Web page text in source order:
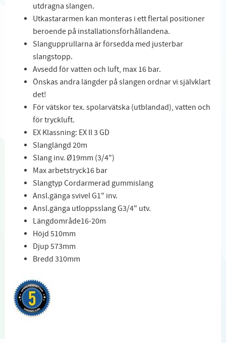
utdragna slangen.
Utkastararmen kan monteras i ett flertal positioner
beroende på installationsförhållandena.
Slangupprullarna är försedda med justerbar
slangstopp.
Avsedd för vatten och luft, max 16 bar.
Önskas andra längder på slangen ordnar vi självklart
det!
För vätskor tex. spolarvätska (utblandad), vatten och
för tryckluft.
EX Klassning: EX II 3 GD
Slanglängd 20m
Slang inv. Ø19mm (3/4")
Max arbetstryck16 bar
Slangtyp Cordarmerad gummislang
Ansl.gänga svivel G1" inv.
Ansl.gänga utloppsslang G3/4" utv.
Längdområde16-20m
Höjd 510mm
Djup 573mm
Bredd 310mm